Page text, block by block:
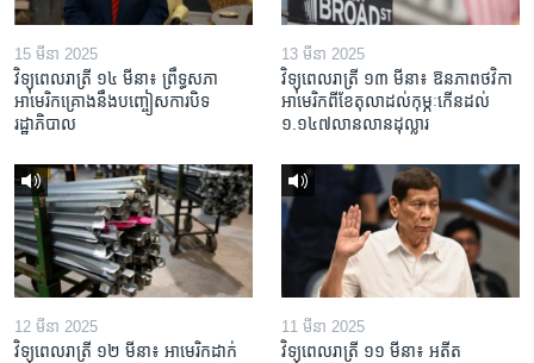
15 មីនា 2025
វិទ្យុពេលរាត្រី ១៤ មីនា៖ ព្រឹទ្ធសភា
អាមេរិកគ្រោងនឹងបញ្ចៀសការបិទ
រដ្ឋាភិបាល
13 មីនា 2025
វិទ្យុពេលរាត្រី ១៣ មីនា៖ ឱនភាព​ថវិកា​
អាមេរិក​ពី​ខែ​តុលា​ដល់​កុម្ភៈ​កើន​ដល់​
១.១៤៧​លានលាន​ដុល្លារ
12 មីនា 2025
វិទ្យុពេលរាត្រី ១២ មីនា៖ អាមេរិក​ដាក់​
11 មីនា 2025
វិទ្យុពេលរាត្រី ១១ មីនា៖ អតីត​